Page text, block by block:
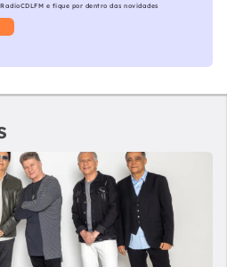
e fique por dentro das novidades